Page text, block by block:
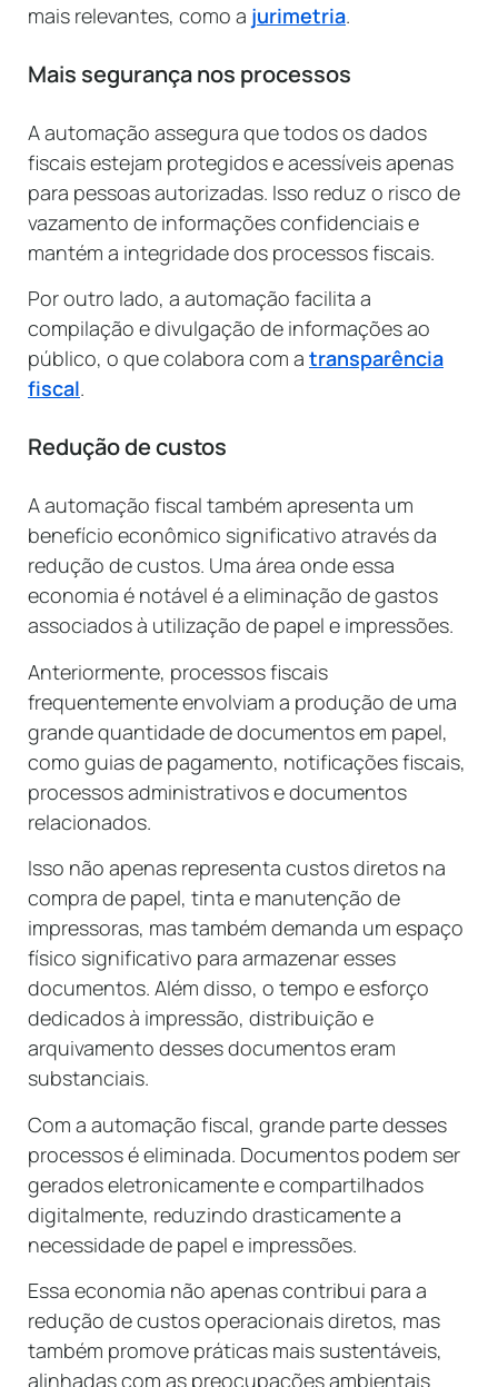
mais relevantes, como a jurimetria.
Mais segurança nos processos
A automação assegura que todos os dados
fiscais estejam protegidos e acessíveis apenas
para pessoas autorizadas. Isso reduz o risco de
vazamento de informações confidenciais e
mantém a integridade dos processos fiscais.
Por outro lado, a automação facilita a
compilação e divulgação de informações ao
público, o que colabora com a transparência
fiscal.
Redução de custos
A automação fiscal também apresenta um
benefício econômico significativo através da
redução de custos. Uma área onde essa
economia é notável é a eliminação de gastos
associados à utilização de papel e impressões.
Anteriormente, processos fiscais
frequentemente envolviam a produção de uma
grande quantidade de documentos em papel,
como guias de pagamento, notificações fiscais,
processos administrativos e documentos
relacionados.
Isso não apenas representa custos diretos na
compra de papel, tinta e manutenção de
impressoras, mas também demanda um espaço
físico significativo para armazenar esses
documentos. Além disso, o tempo e esforço
dedicados à impressão, distribuição e
arquivamento desses documentos eram
substanciais.
Com a automação fiscal, grande parte desses
processos é eliminada. Documentos podem ser
gerados eletronicamente e compartilhados
digitalmente, reduzindo drasticamente a
necessidade de papel e impressões.
Essa economia não apenas contribui para a
redução de custos operacionais diretos, mas
também promove práticas mais sustentáveis,
alinhadas com as preocupações ambientais